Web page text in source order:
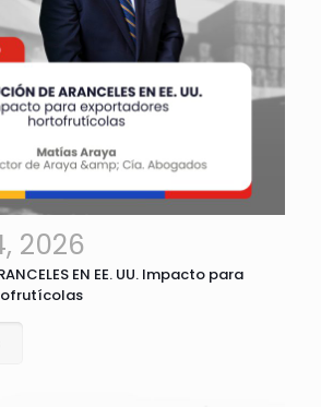
2026
EN EE. UU. Impacto para